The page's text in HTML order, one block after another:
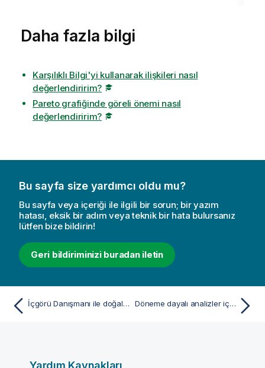
Daha fazla bilgi
Karşılıklı Bilgi'yi kullanarak ilişkileri nasıl
değerlendiririm?
Pareto grafiğinde göreli önemi nasıl
değerlendiririm?
Bu sayfa size yardımcı oldu mu?
Bu sayfa veya içeriği ile ilgili bir sorun; bir yazım
hatası, eksik bir adım veya teknik bir hata bulursanız
lütfen bize bildirin!
Geri bildiriminizi buradan iletin
İçgörü Danışmanı ile doğal dil kullanma Döneme dayalı analizler için İçgörü Danışmanı içinde akıllı sayfaları kullanma
Yardım Kaynakları